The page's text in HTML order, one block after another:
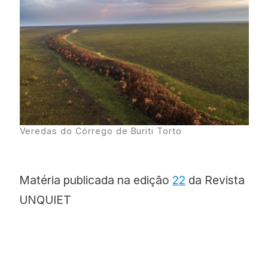
Veredas do Córrego de Buriti Torto
Matéria publicada na edição 22 da Revista
UNQUIET